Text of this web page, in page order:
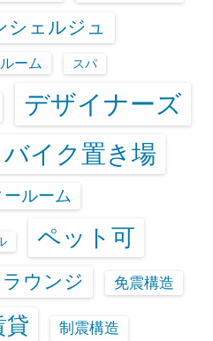
シェルジュ
ーム スパ
デザイナーズ
バイク置き場
ルーム
ペット可
ラウンジ 免震構造
貸 制震構造